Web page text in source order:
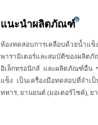
แนะนำผลิตภัณฑ์
ห้องทดสอบการเคลือบด้วย
พารามิเตอร์และสมบัติของผลิตภั
อิเล็กทรอนิกส์ และผลิตภัณฑ์อื่น
แข็ง เป็นเครื่องมือทดสอบที่จำเ
ทหาร, ยานยนต์ (มอเตอร์ไซค์), ย